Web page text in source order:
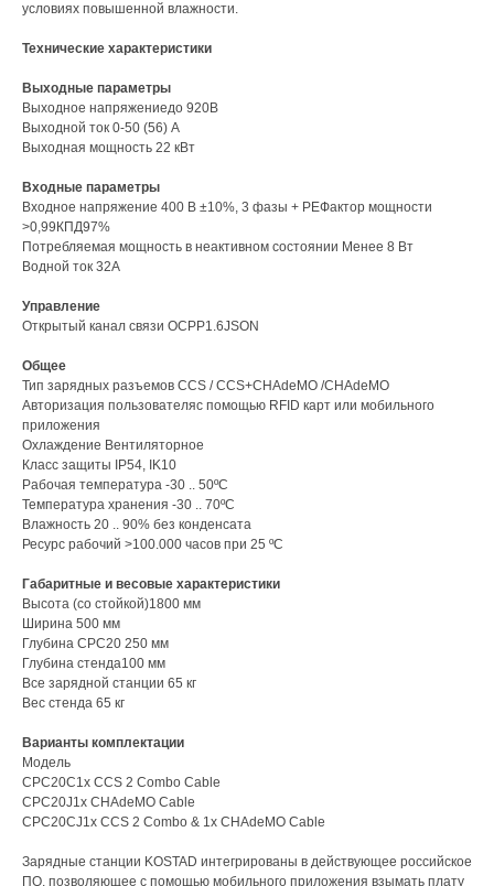
условиях повышенной влажности.
Технические характеристики
Выходные параметры
Выходное напряжениедо 920В
Выходной ток 0-50 (56) А
Выходная мощность 22 кВт
Входные параметры
Входное напряжение 400 В ±10%, 3 фазы + PEФактор мощности
>0,99КПД97%
Потребляемая мощность в неактивном состоянии Менее 8 Вт
Водной ток 32А
Управление
Открытый канал связи ОСРР1.6JSON
Общее
Тип зарядных разъемов CCS / CCS+CHAdeMO /CHAdeMO
Авторизация пользователяс помощью RFID карт или мобильного
приложения
Охлаждение Вентиляторное
Класс защиты IP54, IK10
Рабочая температура -30 .. 50ºC
Температура хранения -30 .. 70ºC
Влажность 20 .. 90% без конденсата
Ресурс рабочий >100.000 часов при 25 ºC
Габаритные и весовые характеристики
Высота (со стойкой)1800 мм
Ширина 500 мм
Глубина СРС20 250 мм
Глубина стенда100 мм
Все зарядной станции 65 кг
Вес стенда 65 кг
Варианты комплектации
Модель
CPC20C1x CCS 2 Combo Cable
CPC20J1x CHAdeMO Cable
CPC20CJ1x CCS 2 Combo & 1x CHAdeMO Cable
Зарядные станции KOSTAD интегрированы в действующее российское
ПО, позволяющее с помощью мобильного приложения взымать плату